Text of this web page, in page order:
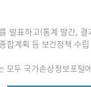
발표하고(통계 발간,
합계획 등 보건정책 수
모두 국가손상정보포털